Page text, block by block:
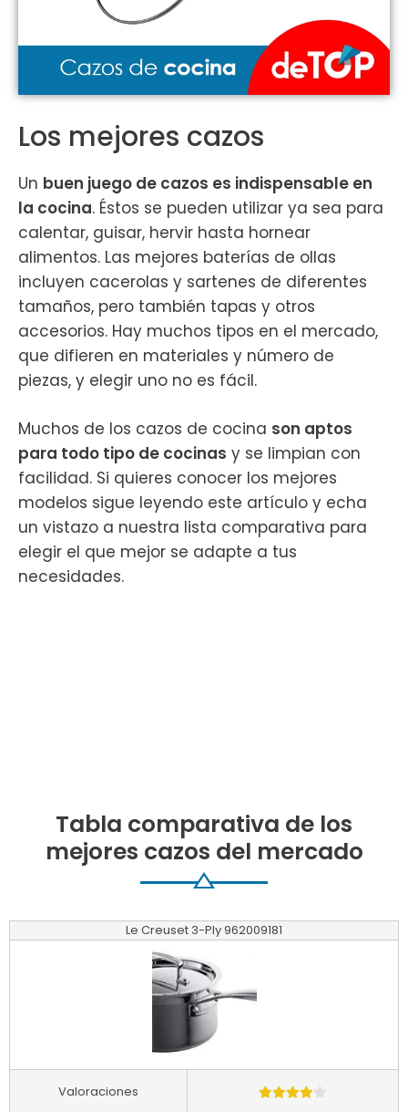
Los mejores cazos
Un buen juego de cazos es indispensable en
la cocina. Éstos se pueden utilizar ya sea para
calentar, guisar, hervir hasta hornear
alimentos. Las mejores baterías de ollas
incluyen cacerolas y sartenes de diferentes
tamaños, pero también tapas y otros
accesorios. Hay muchos tipos en el mercado,
que difieren en materiales y número de
piezas, y elegir uno no es fácil.
Muchos de los cazos de cocina son aptos
para todo tipo de cocinas y se limpian con
facilidad. Si quieres conocer los mejores
modelos sigue leyendo este artículo y echa
un vistazo a nuestra lista comparativa para
elegir el que mejor se adapte a tus
necesidades.
Tabla comparativa de los
mejores cazos del mercado
Le Creuset 3-Ply 962009181
Valoraciones